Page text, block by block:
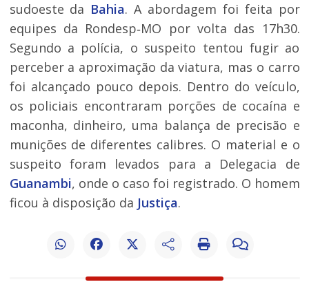
sudoeste da Bahia. A abordagem foi feita por
equipes da Rondesp‑MO por volta das 17h30.
Segundo a polícia, o suspeito tentou fugir ao
perceber a aproximação da viatura, mas o carro
foi alcançado pouco depois. Dentro do veículo,
os policiais encontraram porções de cocaína e
maconha, dinheiro, uma balança de precisão e
munições de diferentes calibres. O material e o
suspeito foram levados para a Delegacia de
Guanambi, onde o caso foi registrado. O homem
ficou à disposição da Justiça.